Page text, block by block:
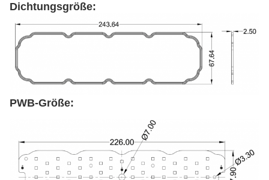
Dichtungsgröße:
PWB-Größe: